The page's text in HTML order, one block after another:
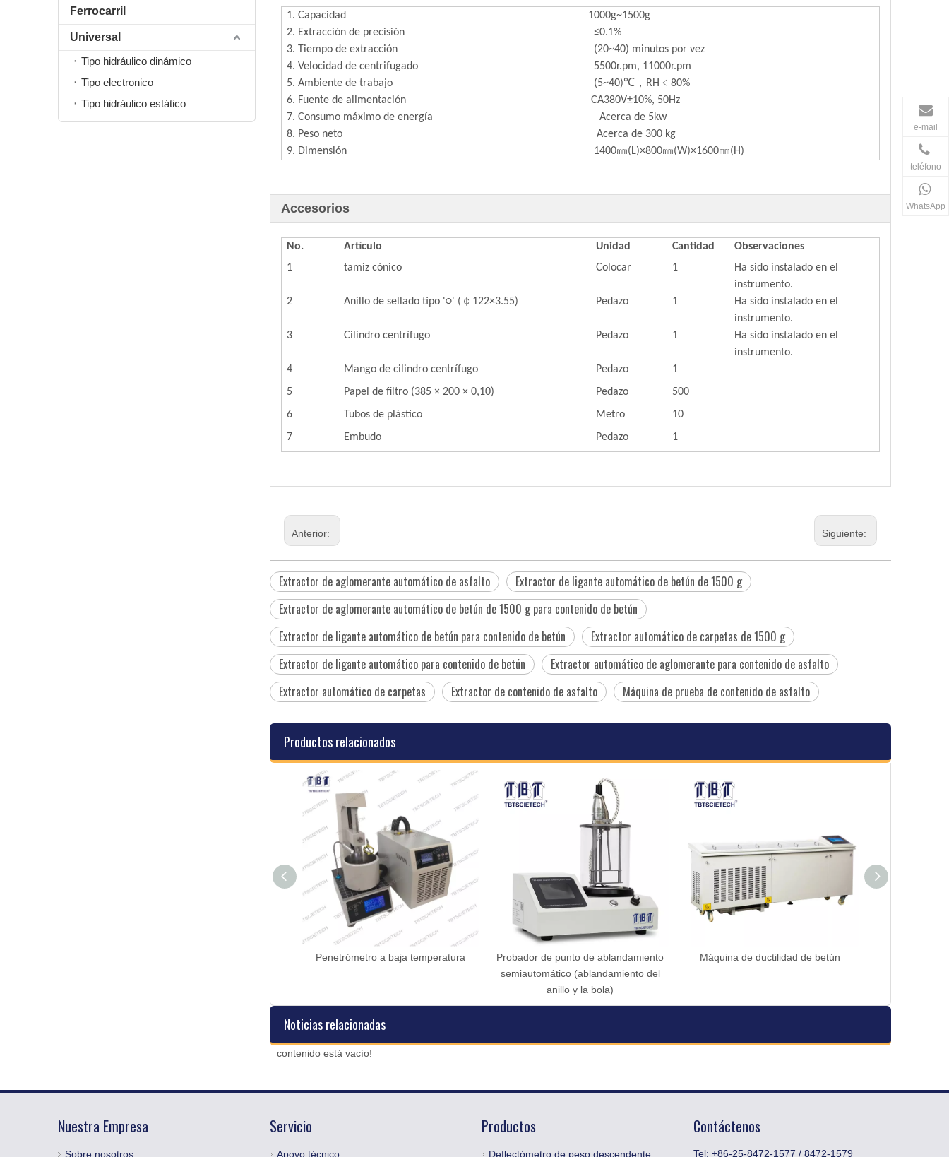
Ferrocarril
Universal
Tipo hidráulico dinámico
Tipo electronico
Tipo hidráulico estático
1. Capacidad
1000g~1500g
2. Extracción de precisión
≤0.1%
3. Tiempo de extracción
(20~40) minutos por vez
4. Velocidad de centrifugado
5500r.pm, 11000r.pm
5. Ambiente de trabajo
(5~40)℃，RH﹤80%
6. Fuente de alimentación
CA380V±10%, 50Hz
7. Consumo máximo de energía
Acerca de 5kw
8. Peso neto
Acerca de 300 kg
9. Dimensión
1400㎜(L)×800㎜(W)×1600㎜(H)
Accesorios
No. Artículo Unidad Cantidad
Observaciones
1
tamiz cónico Colocar 1
Ha sido instalado en el
instrumento.
2
Anillo de sellado tipo '○' (￠122×3.55) Pedazo 1
Ha sido instalado en el
instrumento.
3
Cilindro centrífugo Pedazo 1
Ha sido instalado en el
instrumento.
4
Mango de cilindro centrífugo Pedazo
1
5
Papel de filtro (385 × 200 × 0,10) Pedazo
500
6
Tubos de plástico Metro
10
7
Embudo Pedazo 1
Anterior: Siguiente:
Extractor de aglomerante automático de asfalto
Extractor de ligante automático de betún de 1500 g
Extractor de aglomerante automático de betún de 1500 g para contenido de betún
Extractor de ligante automático de betún para contenido de betún
Extractor automático de carpetas de 1500 g
Extractor de ligante automático para contenido de betún
Extractor automático de aglomerante para contenido de asfalto
Extractor automático de carpetas
Extractor de contenido de asfalto Máquina de prueba de contenido de asfalto
Productos relacionados
Penetrómetro a baja temperatura
Probador de punto de ablandamiento
semiautomático (ablandamiento del
anillo y la bola)
Máquina de ductilidad de betún
Noticias relacionadas
contenido está vacío!
Nuestra Empresa
Sobre nosotros
Servicio
Apoyo técnico
Productos
Deflectómetro de peso descendente
Contáctenos
Tel: +86-25-8472-1577 / 8472-1579
e-mail
teléfono
WhatsApp